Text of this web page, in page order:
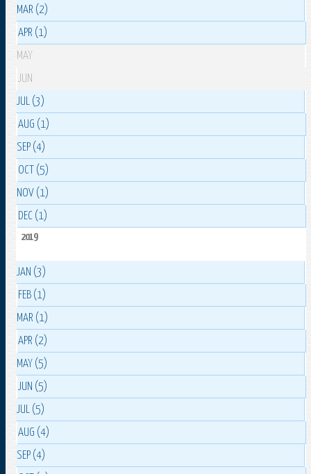
MAR (2)
APR (1)
MAY
JUN
JUL (3)
AUG (1)
SEP (4)
OCT (5)
NOV (1)
DEC (1)
2019
JAN (3)
FEB (1)
MAR (1)
APR (2)
MAY (5)
JUN (5)
JUL (5)
AUG (4)
SEP (4)